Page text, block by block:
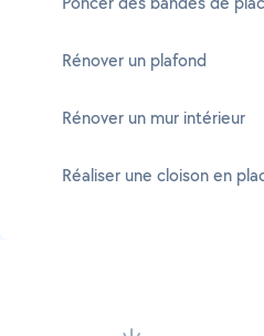
Rénover un plafond
Rénover un mur intérieur
Réaliser une cloison en